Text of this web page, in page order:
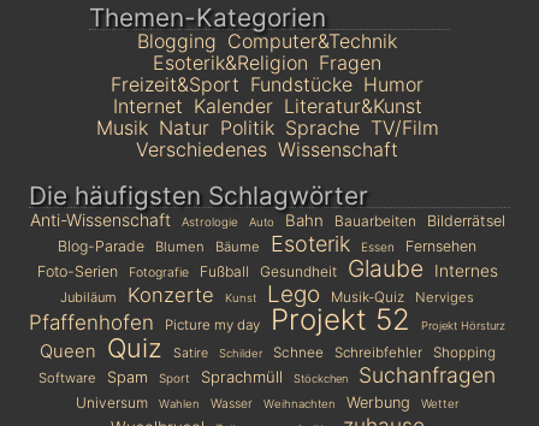
Themen-Kategorien
Blogging Computer&Technik
Esoterik&Religion Fragen
Freizeit&Sport Fundstücke Humor
Internet Kalender Literatur&Kunst
Musik Natur Politik Sprache TV/Film
Verschiedenes Wissenschaft
Die häufigsten Schlagwörter
Anti-Wissenschaft Astrologie Auto Bahn Bauarbeiten
Bilderrätsel
Blog-Parade
Blumen Bäume Esoterik Essen
Fernsehen
Foto-Serien
Fotografie Fußball Gesundheit Glaube Internes
Jubiläum Konzerte Kunst Lego Musik-Quiz Nerviges
Pfaffenhofen Picture my day Projekt 52 Projekt Hörsturz
Queen Quiz Satire Schilder Schnee Schreibfehler
Shopping
Software
Spam Sport Sprachmüll Stöckchen Suchanfragen
Universum Wahlen Wasser Weihnachten Werbung Wetter